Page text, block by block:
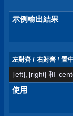
示例輸出結果
左對齊 / 右對齊 / 置中
[left], [right] 和
使用